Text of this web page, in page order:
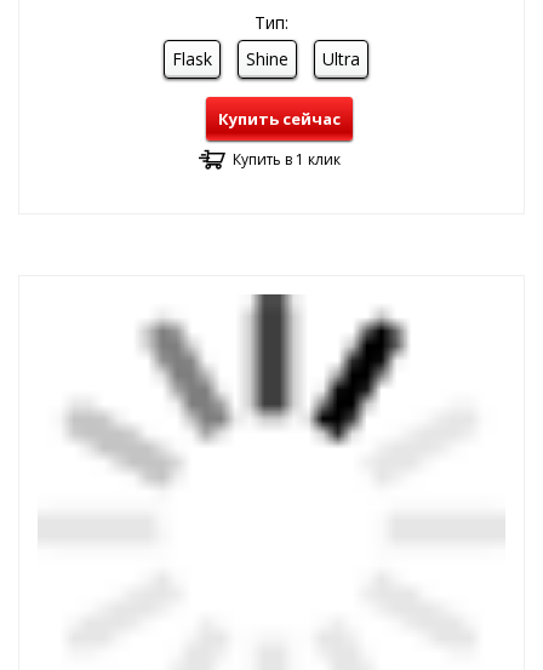
Тип:
Flask
Shine Ultra
Купить сейчас
Купить в 1 клик